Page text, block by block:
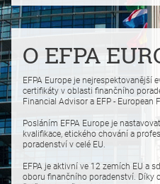
O EFPA
EFPA Europe je nejrespektovanější
certifikáty v oblasti finančního
Financial Advisor a EFP - European
Posláním EFPA Europe je
kvalifikace, etického chování a
poradenství v celé EU.
EFPA je aktivní ve 12 zemích EU a
oboru finančního poradenství. Díky